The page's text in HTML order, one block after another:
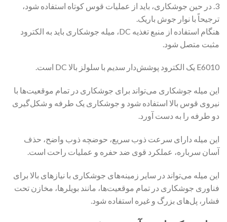
3. در حین جوشکاری، باید از عملیات قوس کوتاه استفاده شود،
ترجیحاً با نوار جوش باریک.
هنگام استفاده از منبع تغذیه DC، میله جوشکاری باید به الکترود
مثبت متصل شود.
E6010 یک الکترود پوشش‌دار سدیم با سلولز بالا DC است.
این میله جوشکاری می‌تواند برای جوشکاری در تمام موقعیت‌ها با
نیروی قوس بالا استفاده شود و جوشکاری یک طرفه و شکل‌گیری
دو طرفه را به دست آورد.
این میله دارای سرعت ذوب سریع، حوضچه ذوب واضح، حذف
آسان سرباره، عملکرد قوی ضد حفره و عملیات راحت است.
این میله می‌تواند در سایر زمینه‌های جوشکاری با نیازهای بالا برای
فناوری جوشکاری در تمام موقعیت‌ها، مانند بویلرها، مخازن تحت
فشار، پل‌های بزرگ و غیره استفاده شود.